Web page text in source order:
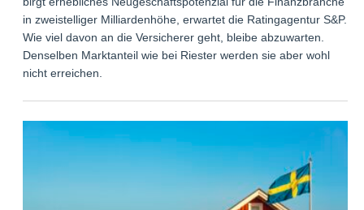
in zweistelliger Milliardenhöhe, erwartet die Ratingagentur S&P.
Wie viel davon an die Versicherer geht, bleibe abzuwarten.
Denselben Marktanteil wie bei Riester werden sie aber wohl
nicht erreichen.